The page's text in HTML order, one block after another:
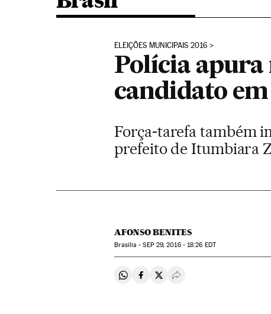
ELEIÇÕES MUNICIPAIS 2016
Polícia
candidato em
Força-tarefa também
prefeito de Itumbiara
AFONSO BENITES
Brasília -SEP29, 2016 - 18:26 EDT
Compartir en Whatsapp
Compartir en Facebook
Compartir en Twitter
Desplegar Redes